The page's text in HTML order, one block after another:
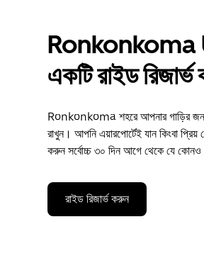
Ronkonkoma
একটি রাইড
Ronkonkoma শহরে আপনার গাড়ির
রাখুন। আপনি এয়ারপোর্টেই যান কিংবা
করুন সর্বোচ্চ ৩০ দিন আগে থেকে যে
রাইড রিজার্ভ করুন